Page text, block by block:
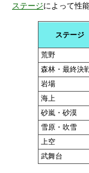
ステージによって性
ステージ
荒野
森林・最終決
岩場
海上
砂嵐・砂漠
雪原・吹雪
上空
武舞台